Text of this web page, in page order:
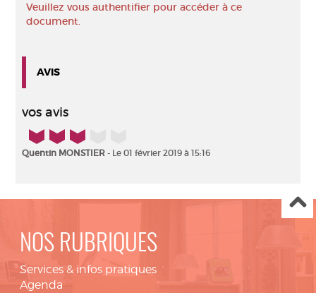
Veuillez vous authentifier pour accéder à ce
document.
AVIS
vos avis
3/5
Quentin MONSTIER - Le 01 février 2019 à 15:16
NOS RUBRIQUES
Services & infos pratiques
Agenda